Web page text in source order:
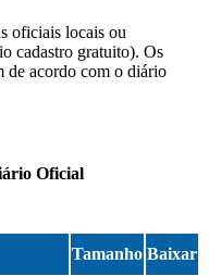
oficiais locais ou
cadastro gratuito). Os
de acordo com o diário
Oficial
Tamanho Baixar